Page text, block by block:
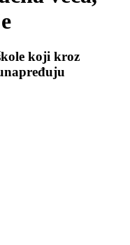
koji kroz